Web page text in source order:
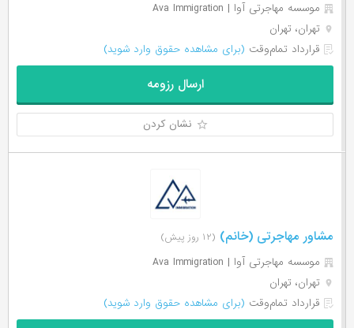
موسسه مهاجرتی آوا | Ava Immigration
تهران، تهران
قرارداد تمام‌وقت (برای مشاهده حقوق وارد شوید)
ارسال رزومه
نشان کردن
مشاور مهاجرتی (خانم) (۱۲ روز پیش)
موسسه مهاجرتی آوا | Ava Immigration
تهران، تهران
قرارداد تمام‌وقت (برای مشاهده حقوق وارد شوید)